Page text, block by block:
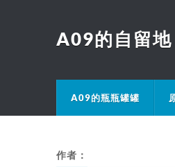
A09的自留地
A09的瓶瓶罐罐
作者：